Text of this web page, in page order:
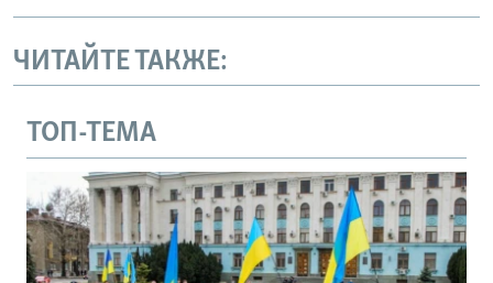
ЧИТАЙТЕ ТАКЖЕ:
ТОП-ТЕМА